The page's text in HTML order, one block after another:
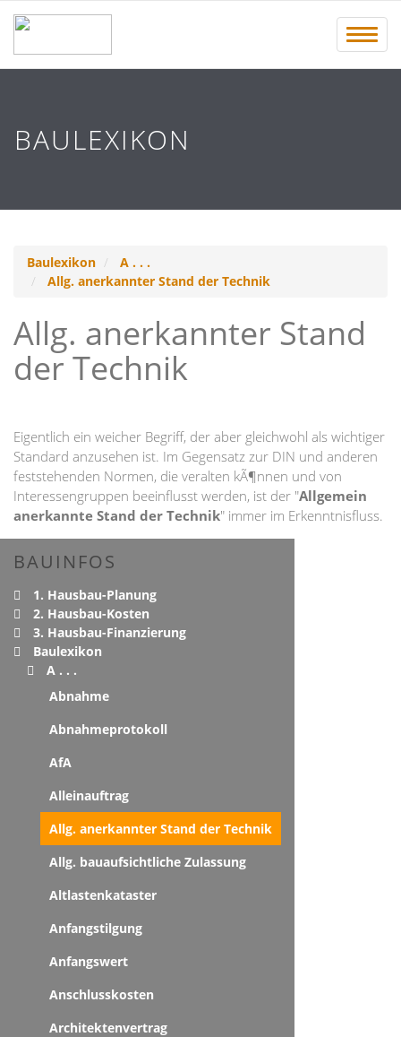
Menü
BAULEXIKON
Baulexikon
A . . .
Allg. anerkannter Stand der Technik
Allg. anerkannter Stand
der Technik
Eigentlich ein weicher Begriff, der aber gleichwohl als wichtiger
Standard anzusehen ist. Im Gegensatz zur DIN und anderen
feststehenden Normen, die veralten kÃ¶nnen und von
Interessengruppen beeinflusst werden, ist der "Allgemein
anerkannte Stand der Technik" immer im Erkenntnisfluss.
BAUINFOS
1. Hausbau-Planung
2. Hausbau-Kosten
3. Hausbau-Finanzierung
Baulexikon
A . . .
Abnahme
Abnahmeprotokoll
AfA
Alleinauftrag
Allg. anerkannter Stand der Technik
Allg. bauaufsichtliche Zulassung
Altlastenkataster
Anfangstilgung
Anfangswert
Anschlusskosten
Architektenvertrag